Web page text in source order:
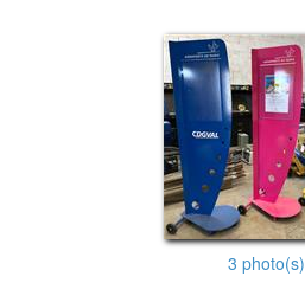
3 photo(s)